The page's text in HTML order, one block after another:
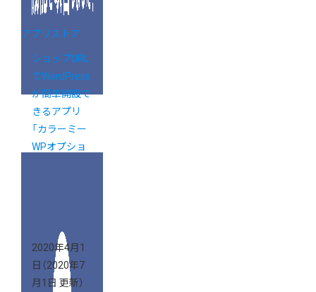
アプリストア
ショップURL
でWordPress
が簡単開設で
きるアプリ
「カラーミー
WPオプショ
2020年4月1
日 （2020年7
月1日 更新）